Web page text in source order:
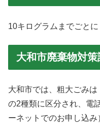
10キログラムまでごとに
大和市廃棄物対
大和市では、粗大ごみは
の2種類に区分され、電
ーネットでのお申し込み